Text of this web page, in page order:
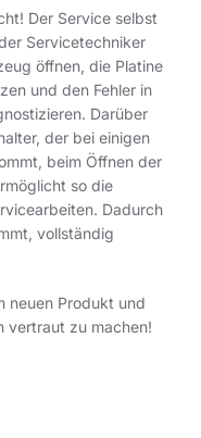
Der Service selbst
Servicetechniker
öffnen, die Platine
und den Fehler in
Darüber
der bei einigen
beim Öffnen der
so die
Dadurch
vollständig
neuen Produkt und
vertraut zu machen!